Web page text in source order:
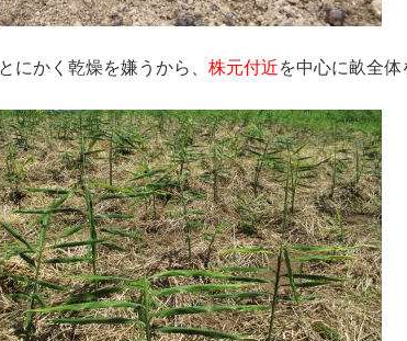
とにかく乾燥を嫌うから、 株元付近を中心に畝全体